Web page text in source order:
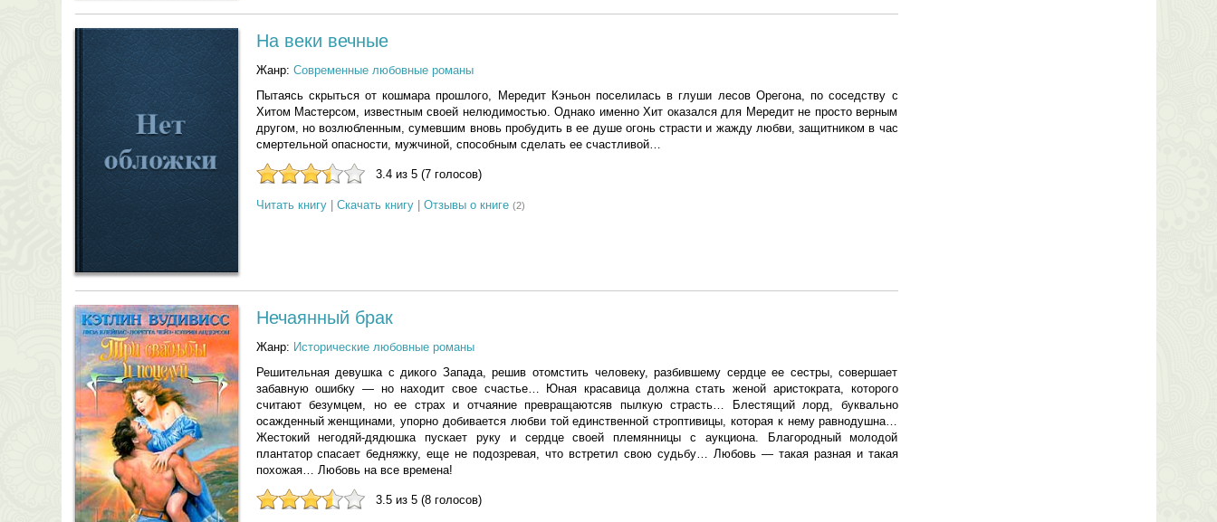
На веки вечные
Жанр: Современные любовные романы
Пытаясь скрыться от кошмара прошлого, Мередит Кэньон поселилась в глуши лесов Орегона, по соседству с
Хитом Мастерсом, известным своей нелюдимостью. Однако именно Хит оказался для Мередит не просто верным
другом, но возлюбленным, сумевшим вновь пробудить в ее душе огонь страсти и жажду любви, защитником в час
смертельной опасности, мужчиной, способным сделать ее счастливой…
3.4 из 5 (7 голосов)
Читать книгу| Скачать книгу| Отзывы о книге (2)
Нечаянный брак
Жанр: Исторические любовные романы
Решительная девушка с дикого Запада, решив отомстить человеку, разбившему сердце ее сестры, совершает
забавную ошибку — но находит свое счастье… Юная красавица должна стать женой аристократа, которого
считают безумцем, но ее страх и отчаяние превращаютсяв пылкую страсть… Блестящий лорд, буквально
осажденный женщинами, упорно добивается любви той единственной строптивицы, которая к нему равнодушна…
Жестокий негодяй-дядюшка пускает руку и сердце своей племянницы с аукциона. Благородный молодой
плантатор спасает бедняжку, еще не подозревая, что встретил свою судьбу… Любовь — такая разная и такая
похожая… Любовь на все времена!
3.5 из 5 (8 голосов)